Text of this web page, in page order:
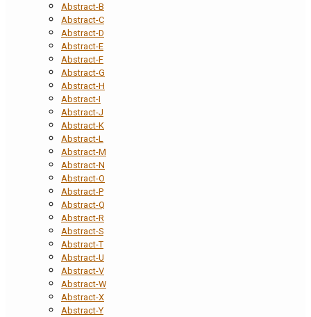
Abstract-B
Abstract-C
Abstract-D
Abstract-E
Abstract-F
Abstract-G
Abstract-H
Abstract-I
Abstract-J
Abstract-K
Abstract-L
Abstract-M
Abstract-N
Abstract-O
Abstract-P
Abstract-Q
Abstract-R
Abstract-S
Abstract-T
Abstract-U
Abstract-V
Abstract-W
Abstract-X
Abstract-Y